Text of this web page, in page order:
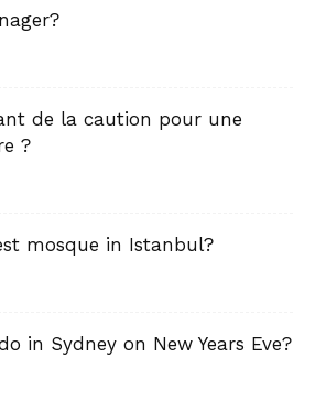
de la caution pour une
?
mosque in Istanbul?
in Sydney on New Years Eve?